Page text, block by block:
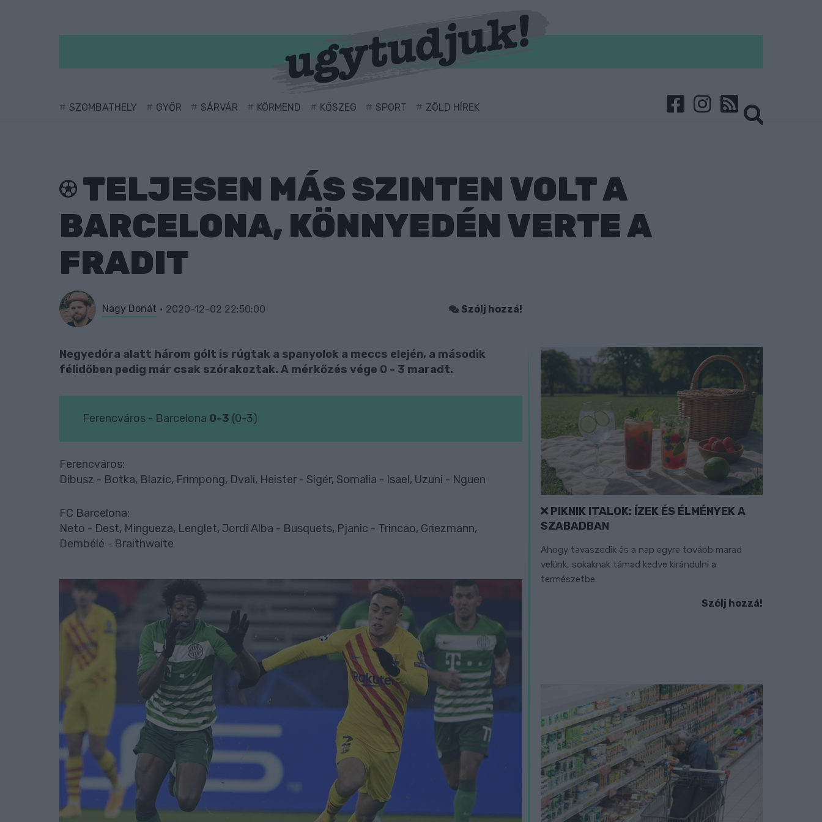
SZOMBATHELY GYŐR SÁRVÁR KÖRMEND KŐSZEG SPORT ZÖLD HÍREK
TELJESEN MÁS SZINTEN VOLT A
BARCELONA, KÖNNYEDÉN VERTE A
FRADIT
Nagy Donát 2020-12-02 22:50:00 Szólj hozzá!
Negyedóra alatt három gólt is rúgtak a spanyolok a meccs elején, a második
félidőben pedig már csak szórakoztak. A mérkőzés vége 0 - 3 maradt.
Ferencváros - Barcelona 0-3 (0-3)
Ferencváros:
Dibusz - Botka, Blazic, Frimpong, Dvali, Heister - Sigér, Somalia - Isael, Uzuni - Nguen
FC Barcelona:
Neto - Dest, Mingueza, Lenglet, Jordi Alba - Busquets, Pjanic - Trincao, Griezmann,
Dembélé - Braithwaite
PIKNIK ITALOK: ÍZEK ÉS ÉLMÉNYEK A
SZABADBAN
Ahogy tavaszodik és a nap egyre tovább marad
velünk, sokaknak támad kedve kirándulni a
természetbe.
Szólj hozzá!